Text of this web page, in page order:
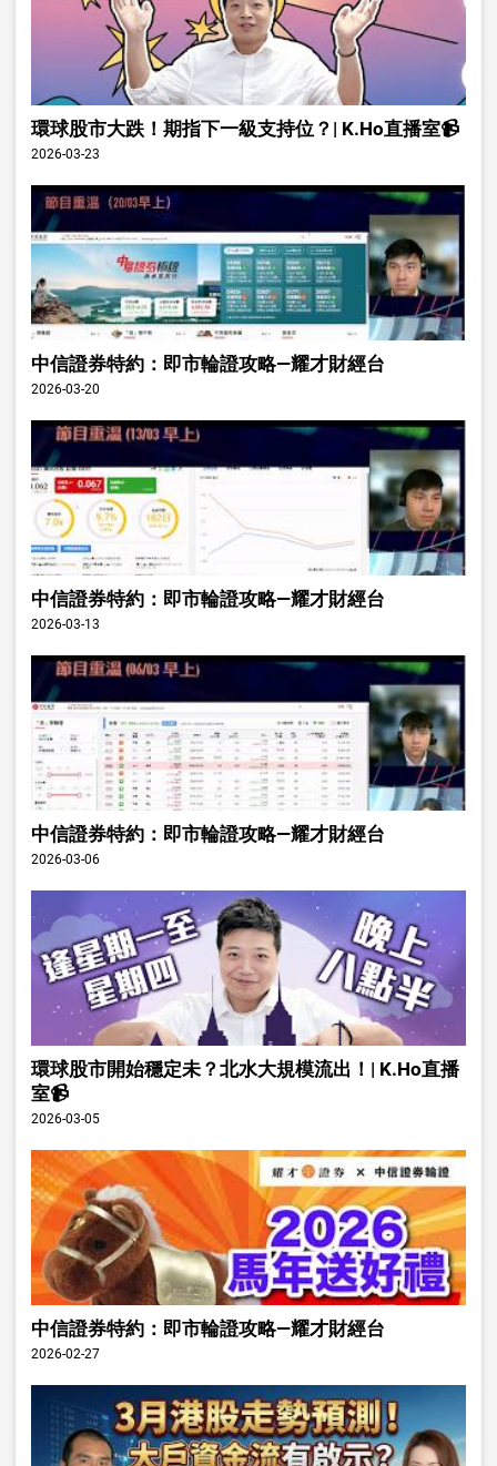
環球股市大跌！期指下一級支持位？| K.Ho直播室📹
2026-03-23
中信證券特約：即市輪證攻略—耀才財經台
2026-03-20
中信證券特約：即市輪證攻略—耀才財經台
2026-03-13
中信證券特約：即市輪證攻略—耀才財經台
2026-03-06
環球股市開始穩定未？北水大規模流出！| K.Ho直播
室📹
2026-03-05
中信證券特約：即市輪證攻略—耀才財經台
2026-02-27